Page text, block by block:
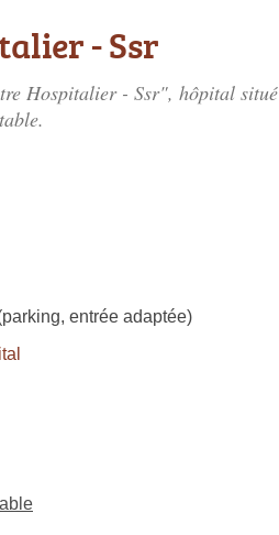
- Ssr
Hospitalier - Ssr", hôpital situé
entrée adaptée)